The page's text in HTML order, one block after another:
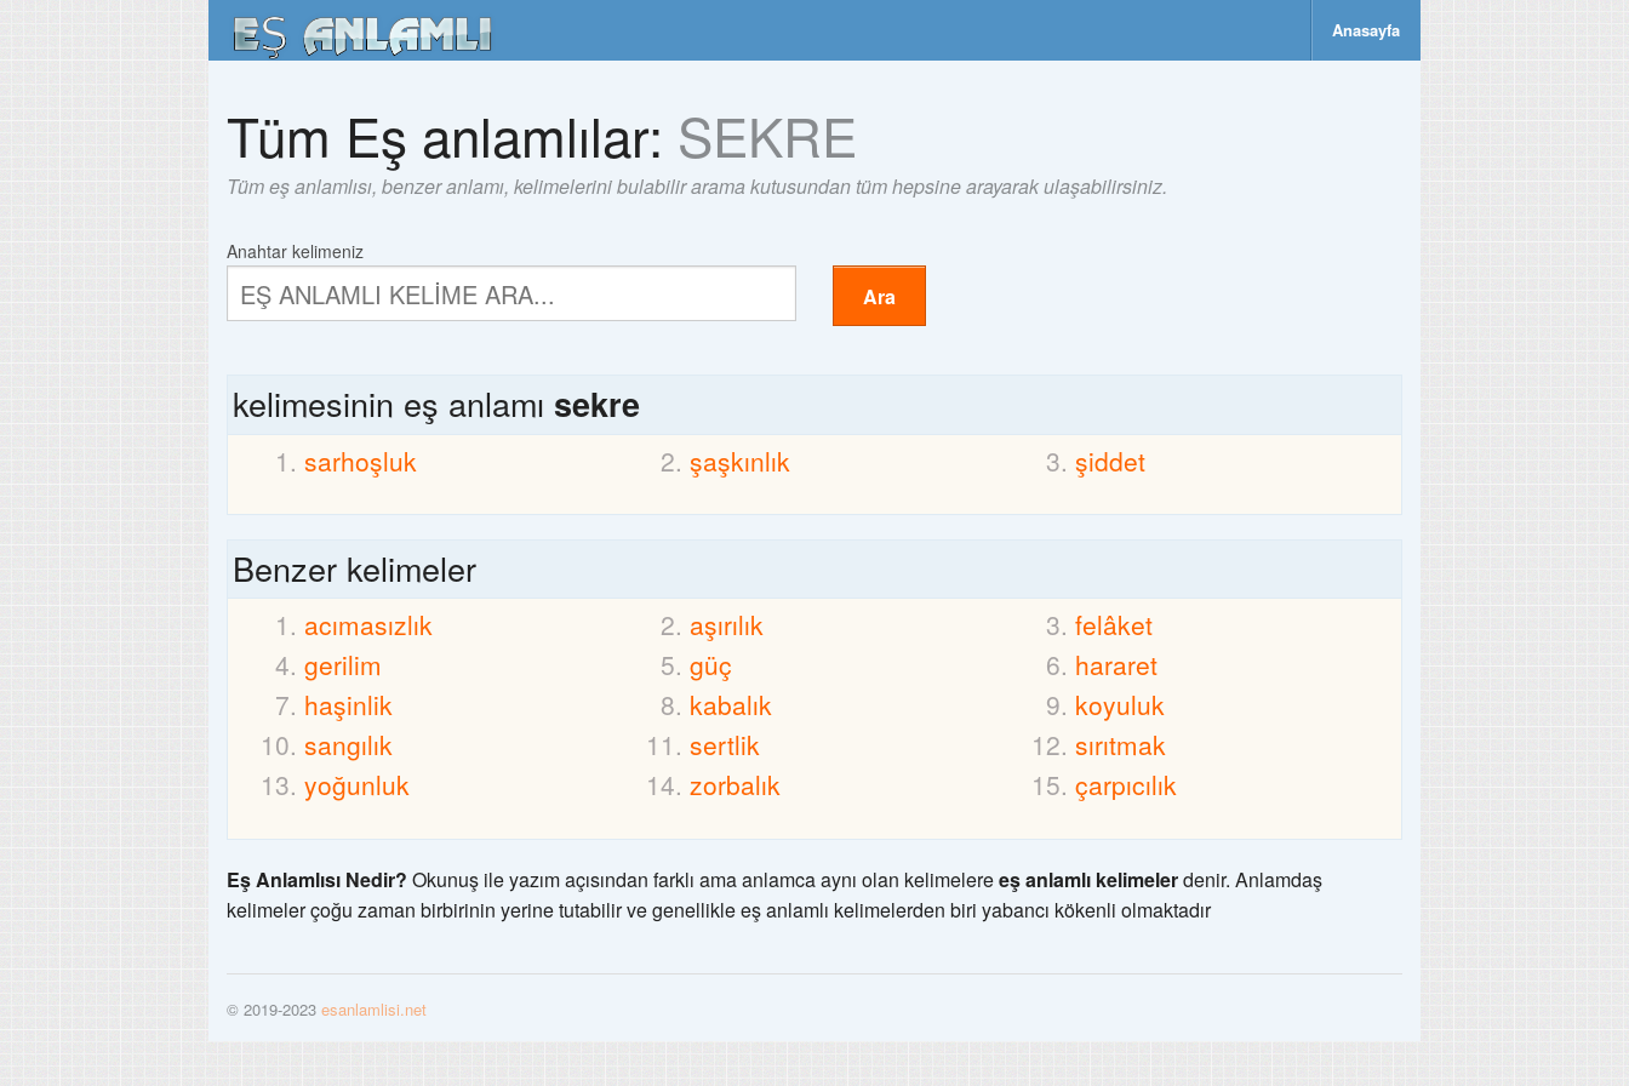
Anasayfa
Tüm Eş anlamlılar: SEKRE
Tüm eş anlamlısı, benzer anlamı, kelimelerini bulabilir arama kutusundan tüm hepsine arayarak ulaşabilirsiniz.
Anahtar kelimeniz
Ara
kelimesinin eş anlamı sekre
sarhoşluk şaşkınlık şiddet
Benzer kelimeler
acımasızlık aşırılık
felâket
gerilim
güç
hararet
haşinlik
kabalık
koyuluk
sangılık
sertlik
sırıtmak
yoğunluk
zorbalık çarpıcılık
Eş Anlamlısı Nedir? Okunuş ile yazım açısından farklı ama anlamca aynı olan kelimelereeş anlamlı kelimelerdenir. Anlamdaş
kelimeler çoğu zaman birbirinin yerine tutabilir ve genellikle eş anlamlı kelimelerden biri yabancı kökenli olmaktadır
© 2019-2023 esanlamlisi.net